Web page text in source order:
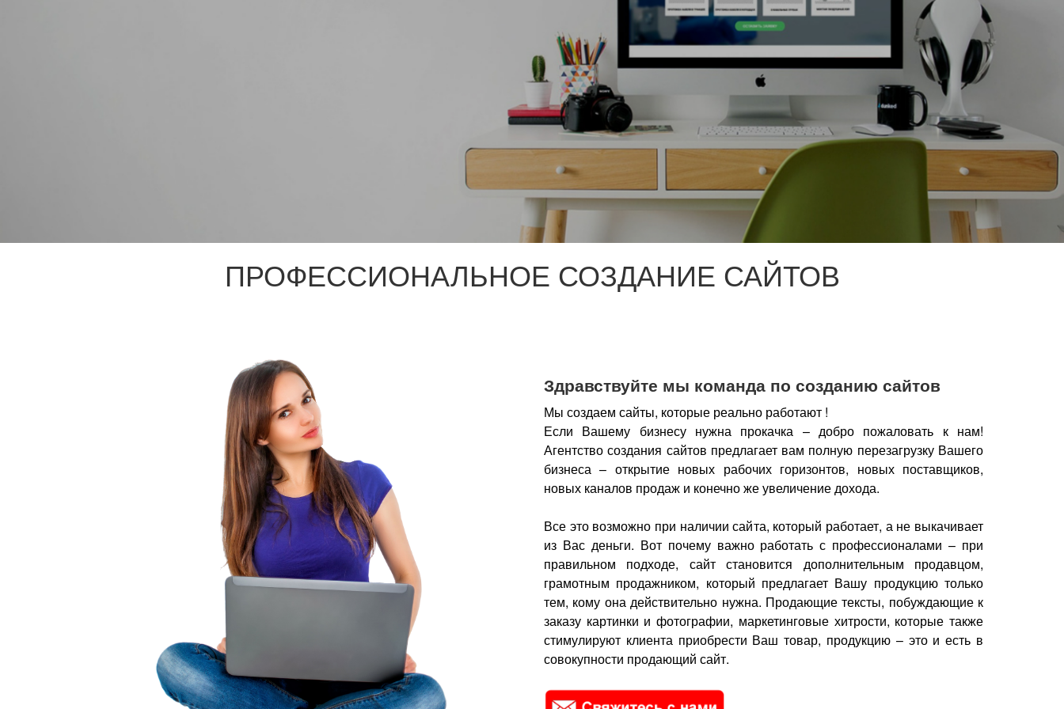
ПРОФЕССИОНАЛЬНОЕ СОЗДАНИЕ САЙТОВ
Здравствуйте мы команда по созданию сайтов
Мы создаем сайты, которые реально работают !
Если Вашему бизнесу нужна прокачка – добро пожаловать к нам!
Агентство создания сайтов предлагает вам полную перезагрузку Вашего
бизнеса – открытие новых рабочих горизонтов, новых поставщиков,
новых каналов продаж и конечно же увеличение дохода.
Все это возможно при наличии сайта, который работает, а не выкачивает
из Вас деньги. Вот почему важно работать с профессионалами – при
правильном подходе, сайт становится дополнительным продавцом,
грамотным продажником, который предлагает Вашу продукцию только
тем, кому она действительно нужна. Продающие тексты, побуждающие к
заказу картинки и фотографии, маркетинговые хитрости, которые также
стимулируют клиента приобрести Ваш товар, продукцию – это и есть в
совокупности продающий сайт.